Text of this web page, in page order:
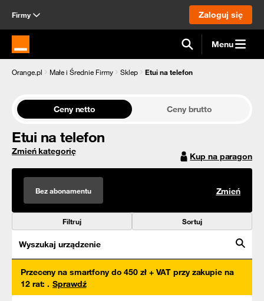
Firmy Zaloguj się
Strona główna Orange.pl Menu
Orange.pl Małe i Średnie Firmy Sklep Etui na telefon
Ceny netto Ceny brutto
Etui na telefon
Zmień kategorię Kup na paragon
Bez abonamentu Zmień
Filtruj Sortuj
Wyszukaj urządzenie
Przeceny na smartfony do 450 zł + VAT przy zakupie na
12 rat: . Sprawdź